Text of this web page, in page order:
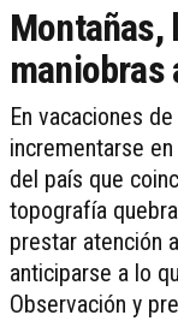
Montañas,
maniobras
En vacaciones
incrementarse
del país que
topografía
prestar atención
anticiparse a lo
Observación y